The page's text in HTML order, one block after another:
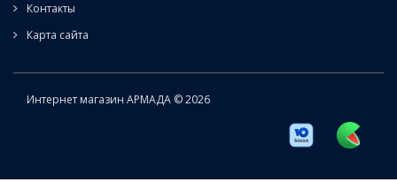
Контакты
Карта сайта
Интернет магазин АРМАДА © 2026